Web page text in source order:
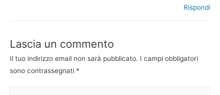
Rispondi
Lascia un commento
Il tuo indirizzo email non sarà pubblicato. I campi obbligatori
sono contrassegnati *